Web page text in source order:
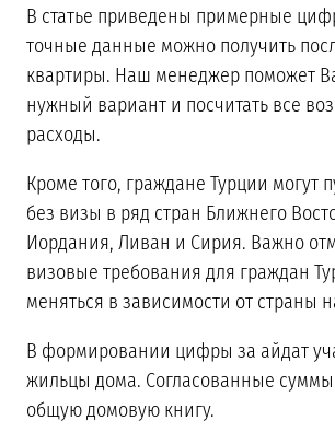
В статье приведены примерные
точные данные можно получить
квартиры. Наш менеджер поможет
нужный вариант и посчитать все
расходы.
Кроме того, граждане Турции могут
без визы в ряд стран Ближнего
Иордания, Ливан и Сирия. Важно
визовые требования для граждан
меняться в зависимости от страны
В формировании цифры за айдат
жильцы дома. Согласованные суммы
общую домовую книгу.